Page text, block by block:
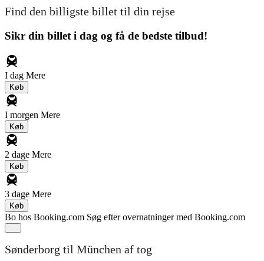
Find den billigste billet til din rejse
Sikr din billet i dag og få de bedste tilbud!
I dag Mere
Køb
I morgen Mere
Køb
2 dage Mere
Køb
3 dage Mere
Køb
Bo hos Booking.com Søg efter overnatninger med Booking.com
Sønderborg til München af tog